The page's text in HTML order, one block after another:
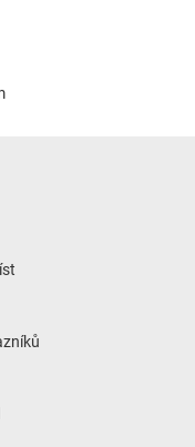
prvky výpisu